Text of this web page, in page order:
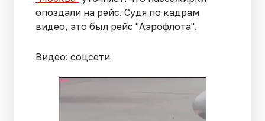
опоздали на рейс. Судя по кадрам
видео, это был рейс "Аэрофлота".
Видео: соцсети